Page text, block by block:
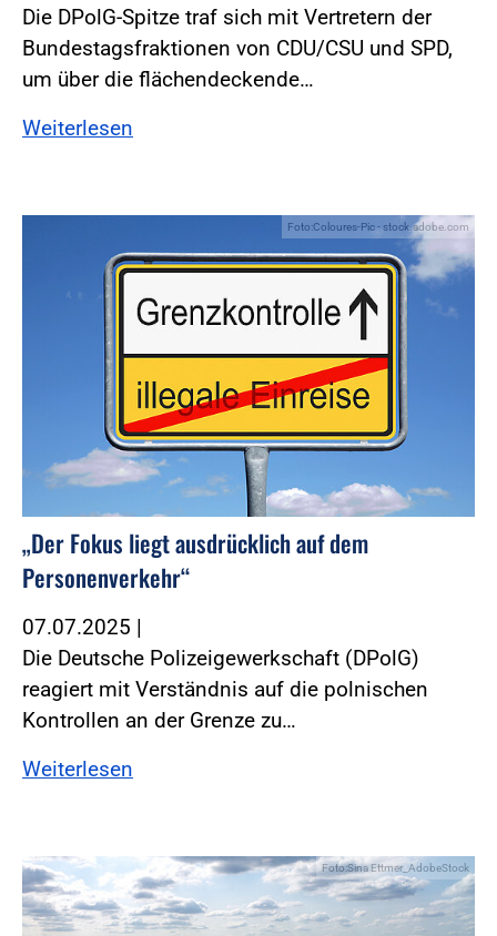
Die DPolG-Spitze traf sich mit Vertretern der
Bundestagsfraktionen von CDU/CSU und SPD,
um über die flächendeckende…
Weiterlesen
Foto:Coloures-Pic - stock.adobe.com
„Der Fokus liegt ausdrücklich auf dem
Personenverkehr“
07.07.2025 |
Die Deutsche Polizeigewerkschaft (DPolG)
reagiert mit Verständnis auf die polnischen
Kontrollen an der Grenze zu…
Weiterlesen
Foto:Sina Ettmer_AdobeStock